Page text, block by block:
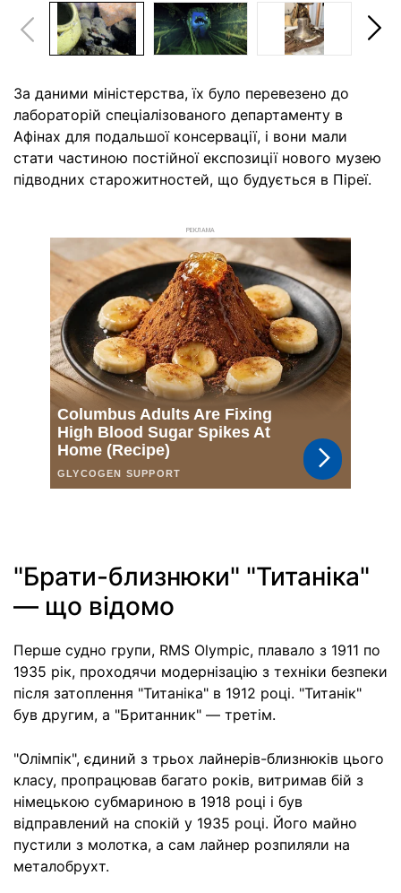
За даними міністерства, їх було перевезено до
лабораторій спеціалізованого департаменту в
Афінах для подальшої консервації, і вони мали
стати частиною постійної експозиції нового музею
підводних старожитностей, що будується в Піреї.
РЕКЛАМА
"Брати-близнюки" "Титаніка"
— що відомо
Перше судно групи, RMS Olympic, плавало з 1911 по
1935 рік, проходячи модернізацію з техніки безпеки
після затоплення "Титаніка" в 1912 році. "Титанік"
був другим, а "Британник" — третім.
"Олімпік", єдиний з трьох лайнерів-близнюків цього
класу, пропрацював багато років, витримав бій з
німецькою субмариною в 1918 році і був
відправлений на спокій у 1935 році. Його майно
пустили з молотка, а сам лайнер розпиляли на
металобрухт.